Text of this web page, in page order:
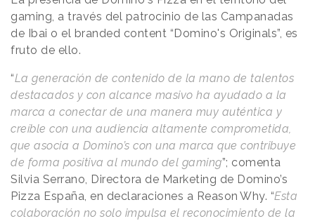
gaming, a través del patrocinio de las Campanadas
de Ibai o el branded content “Domino's Originals”, es
fruto de ello.
“La generación de contenido de la mano de talentos
destacados y con alcance masivo ha ayudado a la
marca a conectar de una manera muy auténtica y
creíble con una audiencia altamente comprometida,
que asocia a Domino’s con una marca que contribuye
de forma positiva al mundo del gaming”; comenta
Silvia Serrano, Directora de Marketing de Domino’s
Pizza España, en declaraciones a Reason Why. “Esta
colaboración no solo impulsa el reconocimiento de la